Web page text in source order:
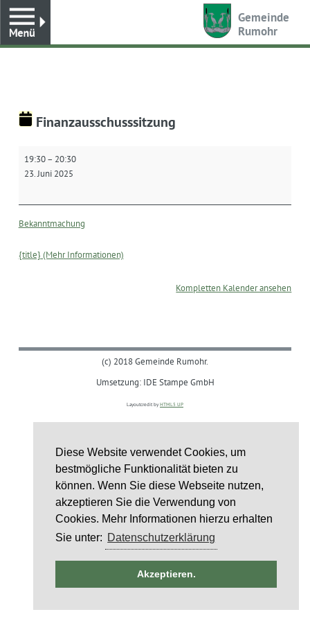
Diese Website verwendet Cookies, um
bestmögliche Funktionalität bieten zu
können. Wenn Sie diese Webseite nutzen,
akzeptieren Sie die Verwendung von
Cookies. Mehr Informationen hierzu erhalten
Sie unter: Datenschutzerklärung
Akzeptieren.
Gemeinde
Rumohr
Finanzausschusssitzung
19:30– 20:30
23. Juni 2025
Bekanntmachung
{title} (Mehr Informationen)
Kompletten Kalender ansehen
(c) 2018 Gemeinde Rumohr.
Umsetzung: IDE Stampe GmbH
Layoutcredit by HTML5 UP